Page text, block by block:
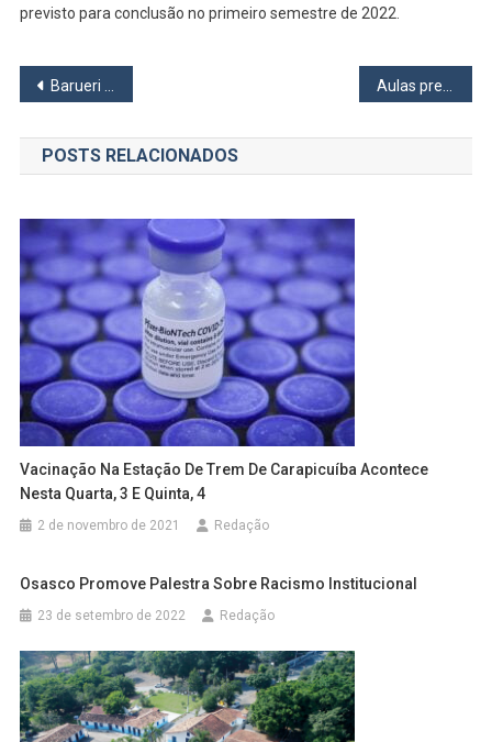
previsto para conclusão no primeiro semestre de 2022.
Navegação
de
Post
Barueri doa área à CDHU e beneficia moradores
POSTS RELACIONADOS
Vacinação Na Estação De Trem De Carapicuíba Acontece
Nesta Quarta, 3 E Quinta, 4
2 de novembro de 2021 Redação
Osasco Promove Palestra Sobre Racismo Institucional
23 de setembro de 2022 Redação